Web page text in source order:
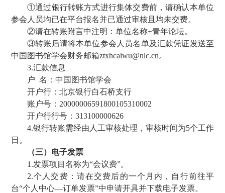
①通过银行转账方式进行集体交费前，请确认本单位
参会人员均已在平台报名并已通过审核且均未交费。
②请在转账附言中注明：单位名称+青年论坛。
③转账后请将本单位参会人员名单及汇款凭证发送至
中国图书馆学会财务邮箱ztxhcaiwu@nlc.cn。
3.汇款信息
户 名：中国图书馆学会
开户行：北京银行白石桥支行
账户号：20000006591800105310002
开户行行号：313100000626
4.银行转账需经由人工审核处理，审核时间为5个工作
日。
（三）电子发票
1.发票项目名称为“会议费”。
2.个人交费：请在交费后的一个月内，自行前往平
台“个人中心—订单发票”中申请开具并下载电子发票。